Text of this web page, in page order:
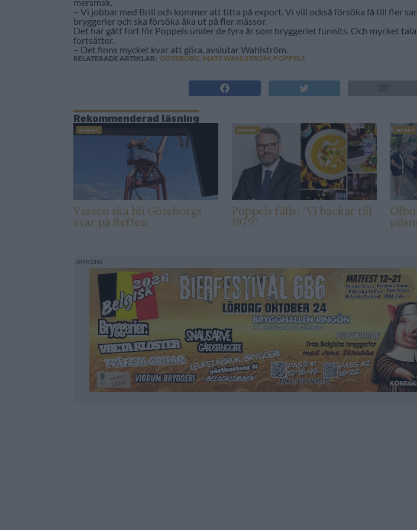
– Vi jobbar med Brill och kommer att titta på export. Vi vill också försöka få till fler
bryggerier och ska försöka åka ut på fler mässor.
Det har gått fort för Poppels under de fyra år som bryggeriet funnits. Och mycket
fortsätter.
– Det finns mycket kvar att göra, avslutar Wahlström.
RELATERADE ARTIKLAR: GÖTEBORG, MATS WAHLSTRÖM, POPPELS
Rekommenderad läsning
NYHET
Vassen ska bli Göteborgs
svar på Reffen
NYHET
Poppels fälls: ”Vi backar till
1979”
NYHET